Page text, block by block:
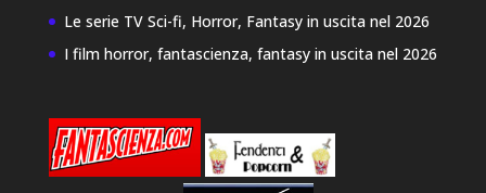
Le serie TV Sci-fi, Horror, Fantasy in uscita nel 2026
I film horror, fantascienza, fantasy in uscita nel 2026